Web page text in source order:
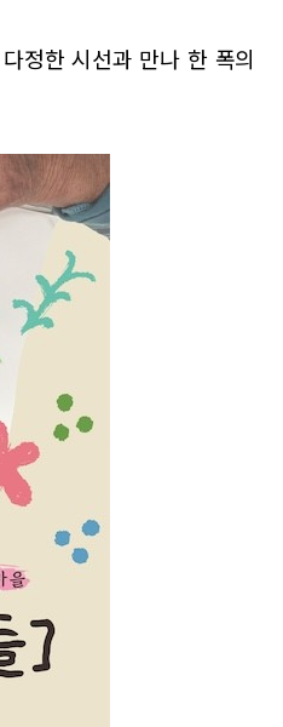
정한 시선과 만나 한 폭의